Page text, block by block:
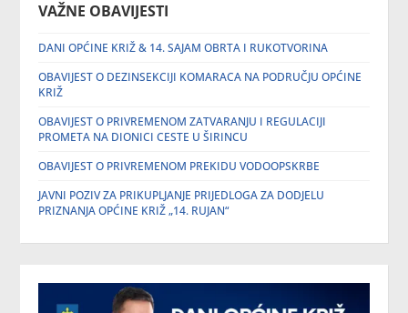
VAŽNE OBAVIJESTI
DANI OPĆINE KRIŽ & 14. SAJAM OBRTA I RUKOTVORINA
OBAVIJEST O DEZINSEKCIJI KOMARACA NA PODRUČJU OPĆINE
KRIŽ
OBAVIJEST O PRIVREMENOM ZATVARANJU I REGULACIJI
PROMETA NA DIONICI CESTE U ŠIRINCU
OBAVIJEST O PRIVREMENOM PREKIDU VODOOPSKRBE
JAVNI POZIV ZA PRIKUPLJANJE PRIJEDLOGA ZA DODJELU
PRIZNANJA OPĆINE KRIŽ „14. RUJAN“